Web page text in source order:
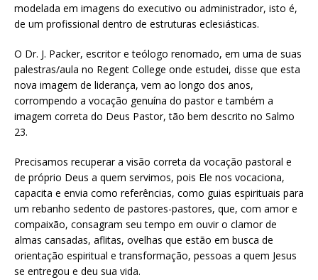
modelada em imagens do executivo ou administrador, isto é,
de um profissional dentro de estruturas eclesiásticas.
O Dr. J. Packer, escritor e teólogo renomado, em uma de suas
palestras/aula no Regent College onde estudei, disse que esta
nova imagem de liderança, vem ao longo dos anos,
corrompendo a vocação genuína do pastor e também a
imagem correta do Deus Pastor, tão bem descrito no Salmo
23.
Precisamos recuperar a visão correta da vocação pastoral e
de próprio Deus a quem servimos, pois Ele nos vocaciona,
capacita e envia como referências, como guias espirituais para
um rebanho sedento de pastores-pastores, que, com amor e
compaixão, consagram seu tempo em ouvir o clamor de
almas cansadas, aflitas, ovelhas que estão em busca de
orientação espiritual e transformação, pessoas a quem Jesus
se entregou e deu sua vida.